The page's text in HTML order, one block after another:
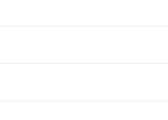
Emballage
Quantité par